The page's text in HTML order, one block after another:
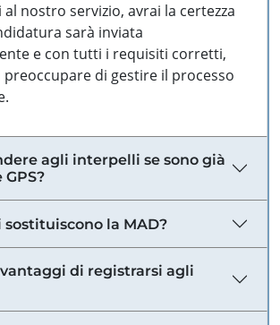
nostro servizio, avrai la certezza
sarà inviata
e con tutti i requisiti corretti,
preoccupare di gestire il processo
agli interpelli se sono già
la MAD?
di registrarsi agli